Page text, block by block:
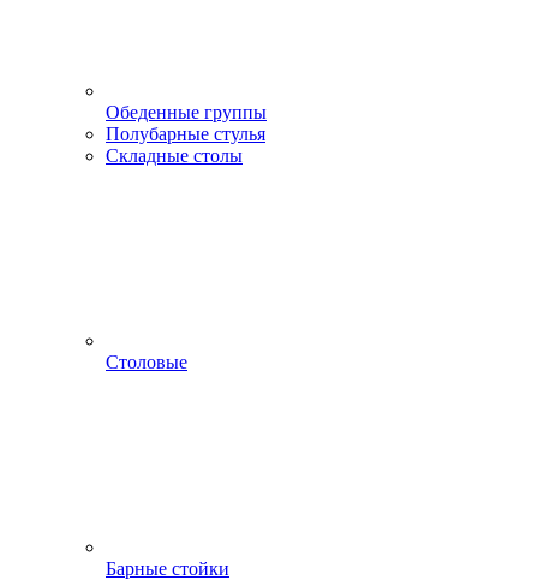
Обеденные группы
Полубарные стулья
Складные столы
Столовые
Барные стойки